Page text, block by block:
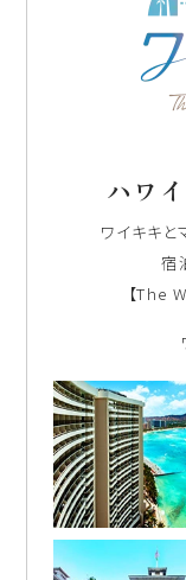
ハワ
ワイキキ
宿
【The